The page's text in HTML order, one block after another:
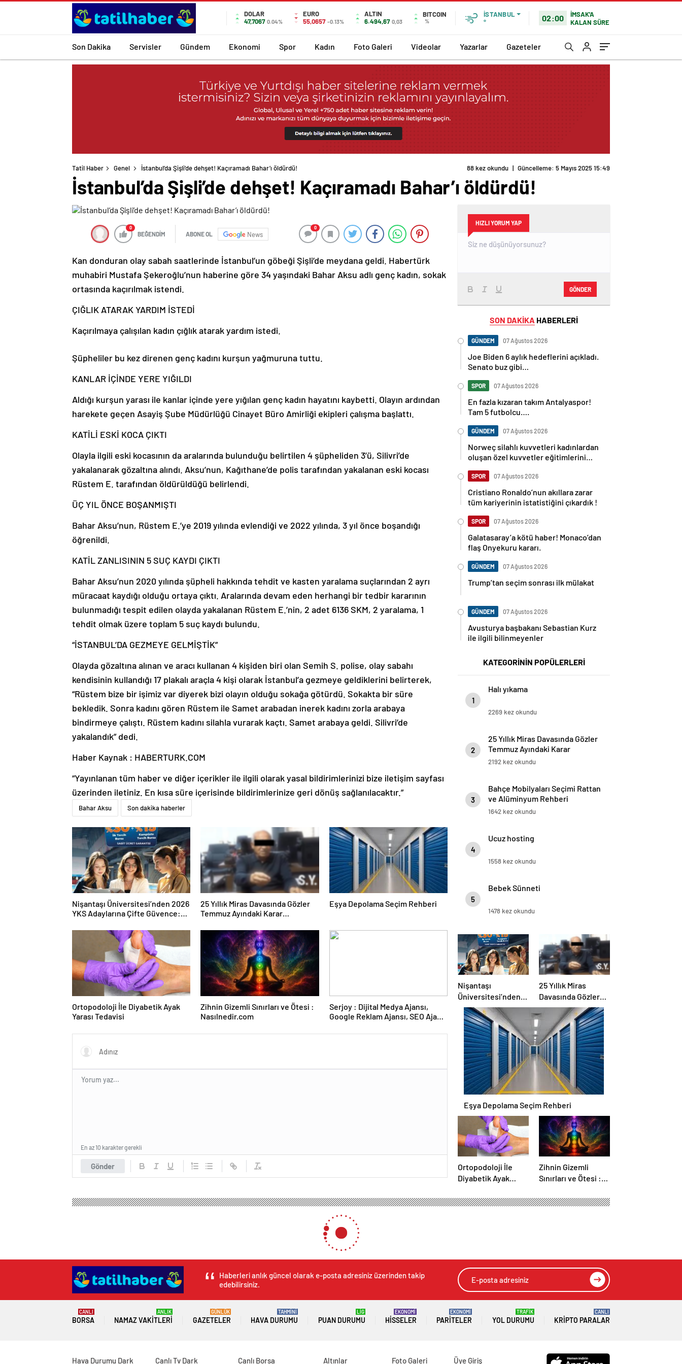
DOLAR
47,7067 0.04%
EURO
55,0657 -0.13%
ALTIN
6.494,67 0,03
BITCOIN
%
İSTANBUL
°
02:00
İMSAK'A
KALAN SÜRE
Son Dakika Servisler Gündem Ekonomi Spor Kadın Foto Galeri Videolar Yazarlar Gazeteler
Tatil Haber Genel İstanbul’da Şişli’de dehşet! Kaçıramadı Bahar’ı öldürdü! 88 kez okundu | Güncelleme: 5 Mayıs 2025 15:49
İstanbul’da Şişli’de dehşet! Kaçıramadı Bahar’ı öldürdü!
0
BEĞENDİM ABONE OL News
0
Kan donduran olay sabah saatlerinde İstanbul’un göbeği Şişli’de meydana geldi. Habertürk
muhabiri Mustafa Şekeroğlu’nun haberine göre 34 yaşındaki Bahar Aksu adlı genç kadın, sokak
ortasında kaçırılmak istendi.
ÇIĞLIK ATARAK YARDIM İSTEDİ
Kaçırılmaya çalışılan kadın çığlık atarak yardım istedi.
Şüpheliler bu kez direnen genç kadını kurşun yağmuruna tuttu.
KANLAR İÇİNDE YERE YIĞILDI
Aldığı kurşun yarası ile kanlar içinde yere yığılan genç kadın hayatını kaybetti. Olayın ardından
harekete geçen Asayiş Şube Müdürlüğü Cinayet Büro Amirliği ekipleri çalışma başlattı.
KATİLİ ESKİ KOCA ÇIKTI
Olayla ilgili eski kocasının da aralarında bulunduğu belirtilen 4 şüpheliden 3’ü, Silivri’de
yakalanarak gözaltına alındı. Aksu’nun, Kağıthane’de polis tarafından yakalanan eski kocası
Rüstem E. tarafından öldürüldüğü belirlendi.
ÜÇ YIL ÖNCE BOŞANMIŞTI
Bahar Aksu’nun, Rüstem E.’ye 2019 yılında evlendiği ve 2022 yılında, 3 yıl önce boşandığı
öğrenildi.
KATİL ZANLISININ 5 SUÇ KAYDI ÇIKTI
Bahar Aksu’nun 2020 yılında şüpheli hakkında tehdit ve kasten yaralama suçlarından 2 ayrı
müracaat kaydığı olduğu ortaya çıktı. Aralarında devam eden herhangi bir tedbir kararının
bulunmadığı tespit edilen olayda yakalanan Rüstem E.’nin, 2 adet 6136 SKM, 2 yaralama, 1
tehdit olmak üzere toplam 5 suç kaydı bulundu.
“İSTANBUL’DA GEZMEYE GELMİŞTİK”
Olayda gözaltına alınan ve aracı kullanan 4 kişiden biri olan Semih S. polise, olay sabahı
kendisinin kullandığı 17 plakalı araçla 4 kişi olarak İstanbul’a gezmeye geldiklerini belirterek,
“Rüstem bize bir işimiz var diyerek bizi olayın olduğu sokağa götürdü. Sokakta bir süre
bekledik. Sonra kadını gören Rüstem ile Samet arabadan inerek kadını zorla arabaya
bindirmeye çalıştı. Rüstem kadını silahla vurarak kaçtı. Samet arabaya geldi. Silivri’de
yakalandık” dedi.
Haber Kaynak : HABERTURK.COM
“Yayınlanan tüm haber ve diğer içerikler ile ilgili olarak yasal bildirimlerinizi bize iletişim sayfası
üzerinden iletiniz. En kısa süre içerisinde bildirimlerinize geri dönüş sağlanılacaktır.”
Bahar Aksu Son dakika haberler
Nişantaşı Üniversitesi’nden 2026
YKS Adaylarına Çifte Güvence:
25 Yıllık Miras Davasında Gözler
Temmuz Ayındaki Karar
Eşya Depolama Seçim Rehberi
Ortopodoloji İle Diyabetik Ayak
Yarası Tedavisi
Zihnin Gizemli Sınırları ve Ötesi :
Nasılnedir.com
Serjoy : Dijital Medya Ajansı,
Google Reklam Ajansı, SEO Ajansı
Gönder
En az 10 karakter gerekli
HIZLI YORUM YAP
GÖNDER
SON DAKİKA HABERLERİ
GÜNDEM 07 Ağustos 2026
Joe Biden 6 aylık hedeflerini açıkladı.
Senato buz gibi…
SPOR 07 Ağustos 2026
En fazla kızaran takım Antalyaspor!
Tam 5 futbolcu….
GÜNDEM 07 Ağustos 2026
Norweç silahlı kuvvetleri kadınlardan
oluşan özel kuvvetler eğitimlerini
SPOR 07 Ağustos 2026
Cristiano Ronaldo’nun akıllara zarar
tüm kariyerinin istatistiğini çıkardık !
SPOR 07 Ağustos 2026
Galatasaray’a kötü haber! Monaco’dan
flaş Onyekuru kararı.
GÜNDEM 07 Ağustos 2026
Trump’tan seçim sonrası ilk mülakat
GÜNDEM 07 Ağustos 2026
Avusturya başbakanı Sebastian Kurz
ile ilgili bilinmeyenler
KATEGORİNİN POPÜLERLERİ
1
Halı yıkama
2269 kez okundu
2
25 Yıllık Miras Davasında Gözler
Temmuz Ayındaki Karar
Duruşmasına Çevrildi
2192 kez okundu
3
Bahçe Mobilyaları Seçimi Rattan
ve Alüminyum Rehberi
1642 kez okundu
4
Ucuz hosting
1558 kez okundu
5
Bebek Sünneti
1478 kez okundu
Nişantaşı
Üniversitesi’nden
2026 YKS
Adaylarına Çifte
Güvence: Sabit
Ücret ve Kesintisiz
Burs
25 Yıllık Miras
Davasında Gözler
Temmuz Ayındaki
Karar Duruşmasına
Çevrildi
Eşya Depolama Seçim Rehberi
Ortopodoloji İle
Diyabetik Ayak
Zihnin Gizemli
Sınırları ve Ötesi :
Haberleri anlık güncel olarak e-posta adresiniz üzerinden takip
edebilirsiniz.
BORSA
CANLI
NAMAZ VAKITLERI
ANLIK
GAZETELER
GÜNLÜK
HAVA DURUMU
TAHMİNİ
PUAN DURUMU
LİG
HISSELER
EKONOMİ
PARITELER
EKONOMİ
YOL DURUMU
TRAFİK
KRIPTO PARALAR
CANLI
Hava Durumu Dark Canlı Tv Dark Canlı Borsa Altınlar Foto Galeri Üye Giriş